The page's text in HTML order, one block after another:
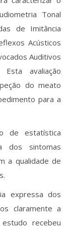
Tonal
de Imitância
Acústicos
Auditivos
avaliação
do meato
para a
de estatística
dos sintomas
a qualidade de
expressa dos
claramente a
recebeu